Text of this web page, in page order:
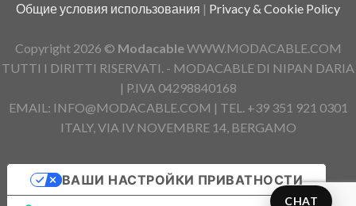
Общие условия использования | Privacy & Cookie Policy
Copyright 2026 © ModacableWWW.MODACABLE.COM
TUTTI I DIRITTI RISERVATI. - MODACABLE DI NIPAN DARIA
| P.IVA 04298840168
EMAIL: INFO@MODACABLE.COM | TEL. +39 351 921 0301
ITALY, VIA IV NOVEMBRE 14, BERGAMO
CHAT
ВАШИ НАСТРОЙКИ ПРИВАТНОСТИ